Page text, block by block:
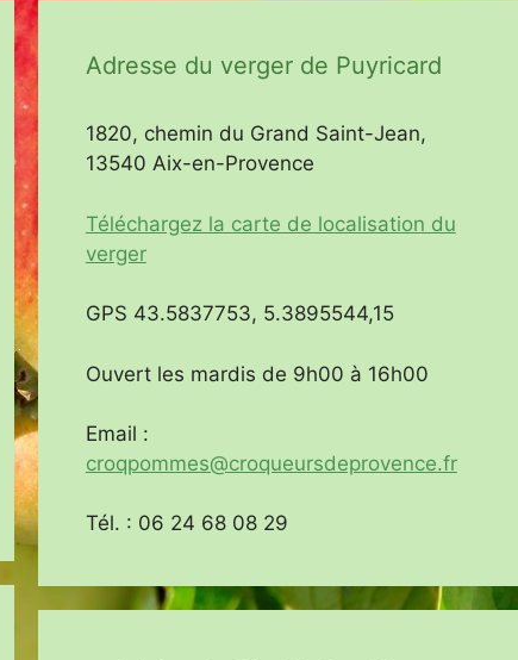
Adresse du verger de Puyricard
1820, chemin du Grand Saint-Jean,
13540 Aix-en-Provence
Téléchargez la carte de localisation du
verger
GPS 43.5837753, 5.3895544,15
Ouvert les mardis de 9h00 à 16h00
Email :
croqpommes@croqueursdeprovence.fr
Tél. : 06 24 68 08 29